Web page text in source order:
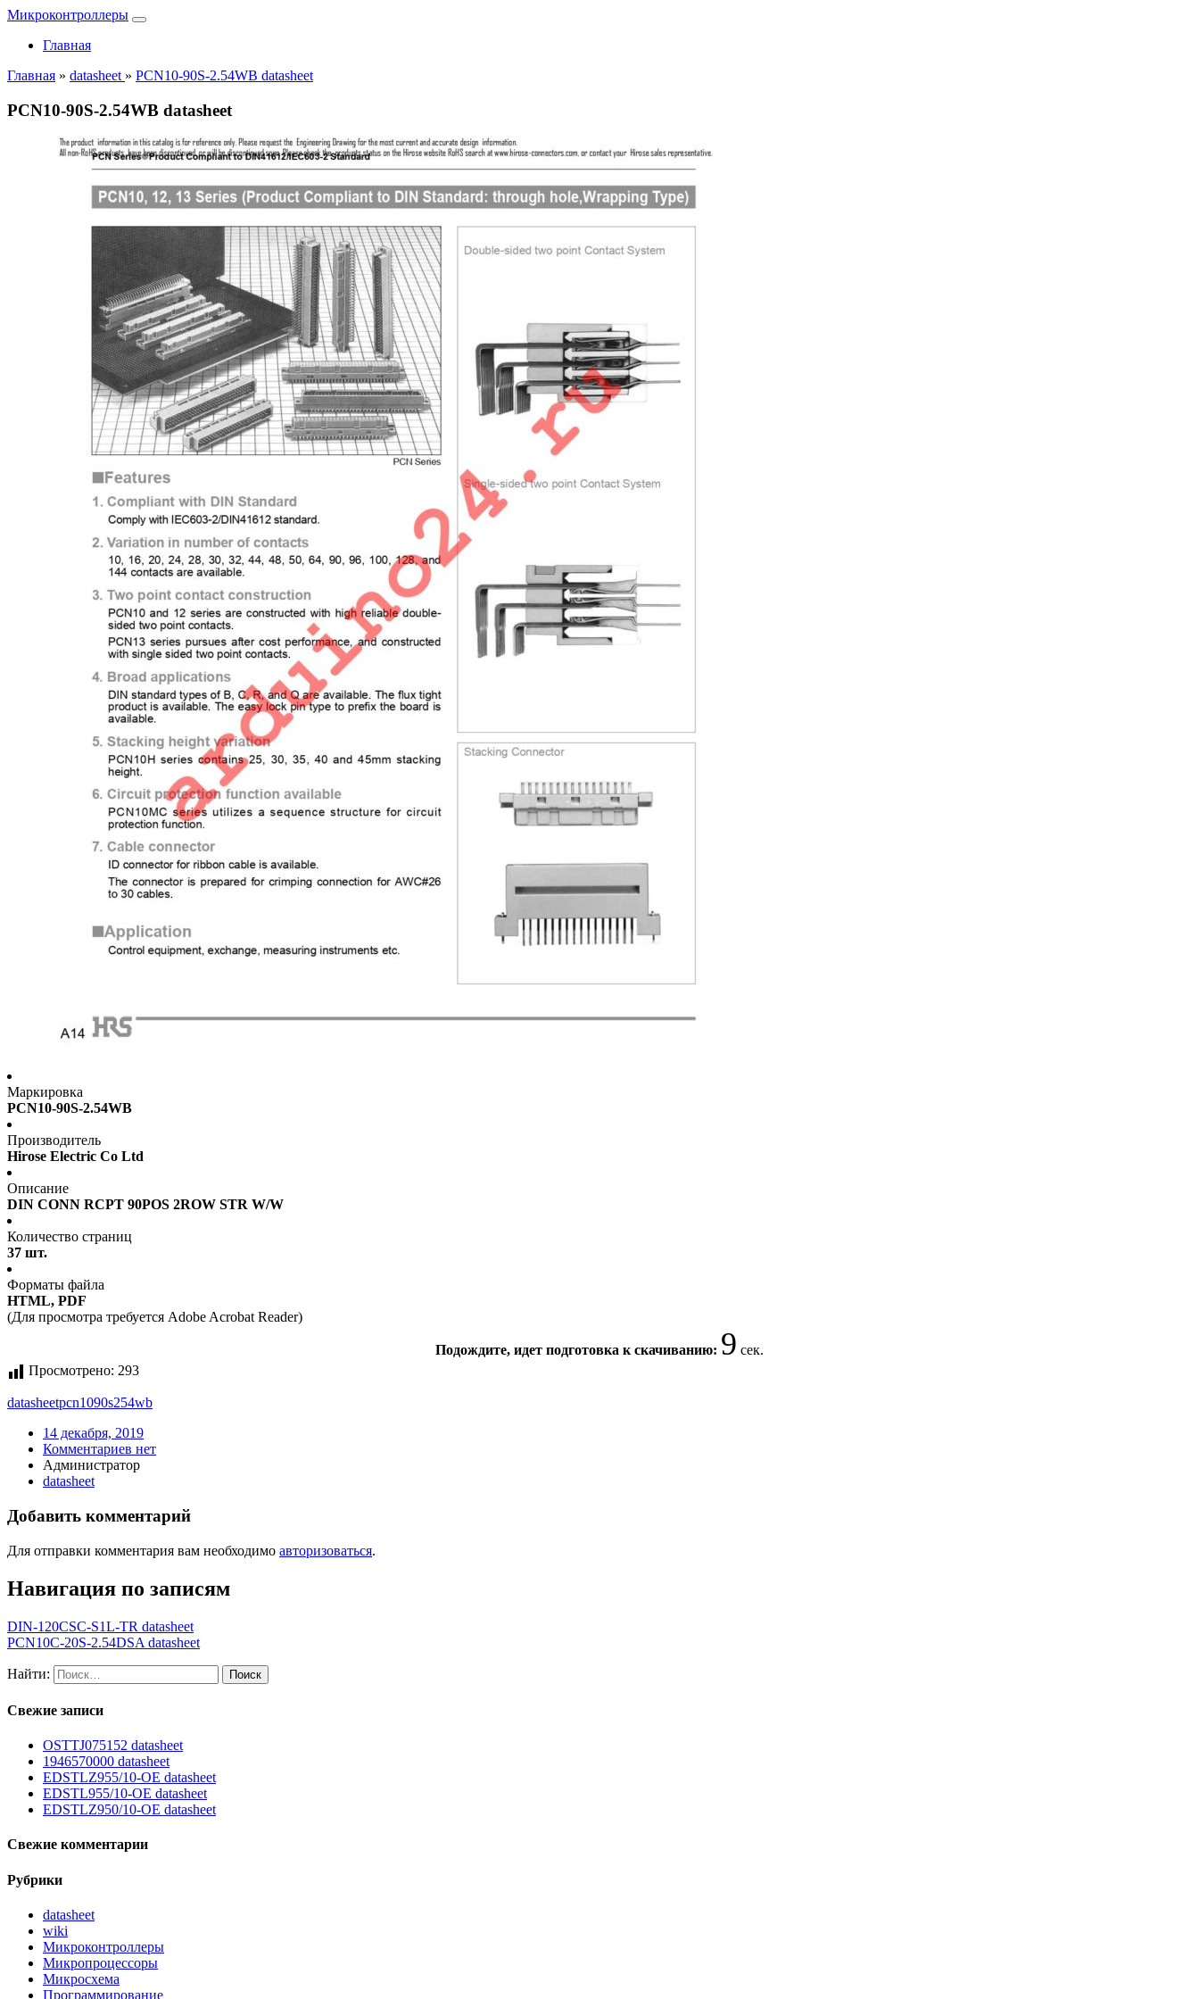
Микроконтроллеры
Главная
Главная » datasheet » PCN10-90S-2.54WB datasheet
PCN10-90S-2.54WB datasheet
Маркировка
PCN10-90S-2.54WB
Производитель
Hirose Electric Co Ltd
Описание
DIN CONN RCPT 90POS 2ROW STR W/W
Количество страниц
37 шт.
Форматы файла
HTML, PDF
(Для просмотра требуется Adobe Acrobat Reader)
Подождите, идет подготовка к скачиванию: 9 сек.
Просмотрено: 293
datasheetpcn1090s254wb
14 декабря, 2019
Комментариев нет
Администратор
datasheet
Добавить комментарий
Для отправки комментария вам необходимо авторизоваться.
Навигация по записям
DIN-120CSC-S1L-TR datasheet
PCN10C-20S-2.54DSA datasheet
Найти:
Свежие записи
OSTTJ075152 datasheet
1946570000 datasheet
EDSTLZ955/10-OE datasheet
EDSTL955/10-OE datasheet
EDSTLZ950/10-OE datasheet
Свежие комментарии
Рубрики
datasheet
wiki
Микроконтроллеры
Микропроцессоры
Микросхема
Программирование